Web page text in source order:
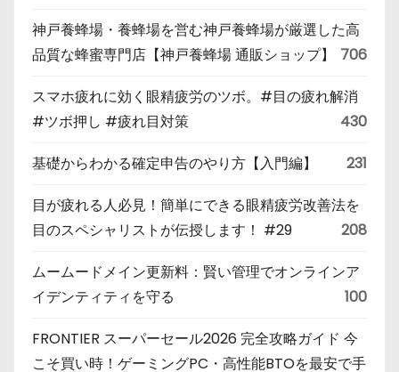
神戸養蜂場・養蜂場を営む神戸養蜂場が厳選した高
品質な蜂蜜専門店【神戸養蜂場 通販ショップ】
706
スマホ疲れに効く眼精疲労のツボ。#目の疲れ解消
#ツボ押し #疲れ目対策
430
基礎からわかる確定申告のやり方【入門編】 231
目が疲れる人必見！簡単にできる眼精疲労改善法を
目のスペシャリストが伝授します！ #29
208
ムームードメイン更新料：賢い管理でオンラインア
イデンティティを守る
100
FRONTIER スーパーセール2026 完全攻略ガイド 今
こそ買い時！ゲーミングPC・高性能BTOを最安で手